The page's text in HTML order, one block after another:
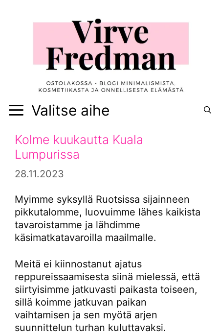
Valitse aihe
Kolme kuukautta Kuala
Lumpurissa
28.11.2023
Myimme syksyllä Ruotsissa sijainneen
pikkutalomme, luovuimme lähes kaikista
tavaroistamme ja lähdimme
käsimatkatavaroilla maailmalle.
Meitä ei kiinnostanut ajatus
reppureissaamisesta siinä mielessä, että
siirtyisimme jatkuvasti paikasta toiseen,
sillä koimme jatkuvan paikan
vaihtamisen ja sen myötä arjen
suunnittelun turhan kuluttavaksi.